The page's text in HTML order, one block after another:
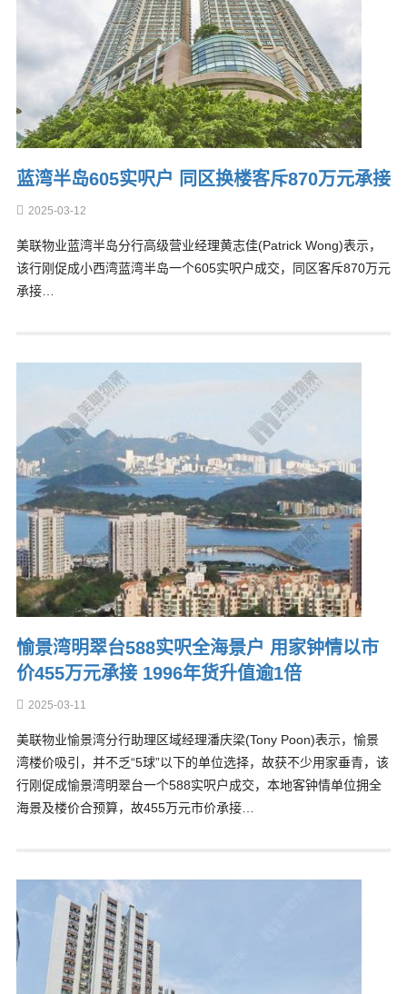
蓝湾半岛605实呎户 同区换楼客斥870万元承接
2025-03-12
美联物业蓝湾半岛分行高级营业经理黄志佳(Patrick Wong)表示，
该行刚促成小西湾蓝湾半岛一个605实呎户成交，同区客斥870万元
承接…
愉景湾明翠台588实呎全海景户 用家钟情以市
价455万元承接 1996年货升值逾1倍
2025-03-11
美联物业愉景湾分行助理区域经理潘庆梁(Tony Poon)表示，愉景
湾楼价吸引，并不乏“5球”以下的单位选择，故获不少用家垂青，该
行刚促成愉景湾明翠台一个588实呎户成交，本地客钟情单位拥全
海景及楼价合预算，故455万元市价承接…